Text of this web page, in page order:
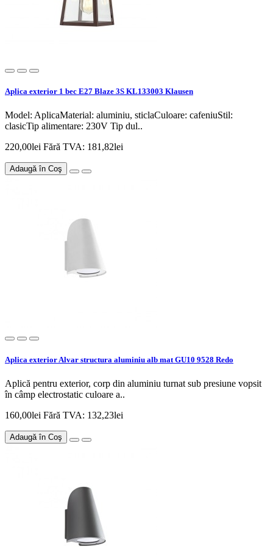
Aplica exterior 1 bec E27 Blaze 3S KL133003 Klausen
Model: AplicaMaterial: aluminiu, sticlaCuloare: cafeniuStil:
clasicTip alimentare: 230V Tip dul..
220,00lei Fără TVA: 181,82lei
Adaugă în Coş
Aplica exterior Alvar structura aluminiu alb mat GU10 9528 Redo
Aplică pentru exterior, corp din aluminiu turnat sub presiune vopsit
în câmp electrostatic culoare a..
160,00lei Fără TVA: 132,23lei
Adaugă în Coş